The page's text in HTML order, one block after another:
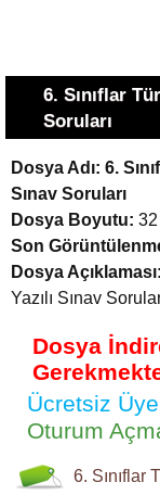
6. Sınıflar
Soruları
Dosya Adı: 6.
Sınav Soruları
Dosya Boyutu:
Son
Dosya Açıklaması:
Yazılı Sınav
Dosya
Ücretsiz Üye
Oturum
6. Sınıflar